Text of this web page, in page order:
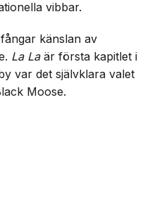
vibbar.
känslan av
La Laär första kapitlet i
var det självklara valet
Moose.